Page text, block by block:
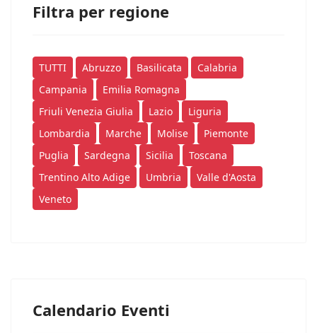
Filtra per regione
TUTTI Abruzzo Basilicata
Calabria
Campania
Emilia Romagna
Friuli Venezia Giulia
Lazio
Liguria
Lombardia
Marche Molise
Piemonte
Puglia
Sardegna Sicilia
Toscana
Trentino Alto Adige
Umbria
Valle d'Aosta
Veneto
Calendario Eventi